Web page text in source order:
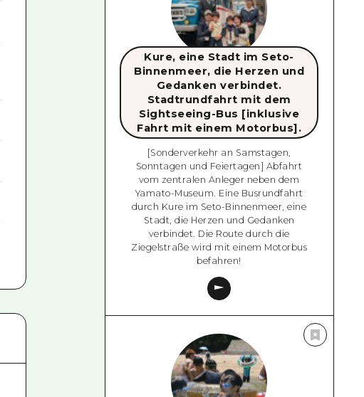
Kure, eine Stadt im Seto-
Binnenmeer, die Herzen und
Gedanken verbindet.
Stadtrundfahrt mit dem
Sightseeing-Bus [inklusive
Fahrt mit einem Motorbus].
[Sonderverkehr an Samstagen,
Sonntagen und Feiertagen] Abfahrt
vom zentralen Anleger neben dem
Yamato-Museum. Eine Busrundfahrt
durch Kure im Seto-Binnenmeer, eine
Stadt, die Herzen und Gedanken
verbindet. Die Route durch die
Ziegelstraße wird mit einem Motorbus
befahren!